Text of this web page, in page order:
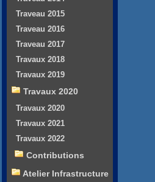
Traveau 2015
Traveau 2016
Traveau 2017
Travaux 2018
Travaux 2019
Travaux 2020
Travaux 2020
Travaux 2021
Travaux 2022
Contributions
Atelier Infrastructure